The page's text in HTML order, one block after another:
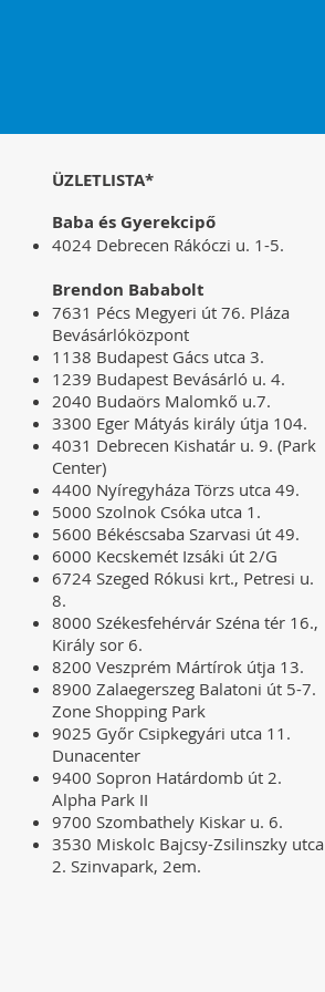
ÜZLETLISTA*
Baba és Gyerekcipő
4024 Debrecen Rákóczi u. 1-5.
Brendon Bababolt
7631 Pécs Megyeri út 76. Pláza
Bevásárlóközpont
1138 Budapest Gács utca 3.
1239 Budapest Bevásárló u. 4.
2040 Budaörs Malomkő u.7.
3300 Eger Mátyás király útja 104.
4031 Debrecen Kishatár u. 9. (Park
Center)
4400 Nyíregyháza Törzs utca 49.
5000 Szolnok Csóka utca 1.
5600 Békéscsaba Szarvasi út 49.
6000 Kecskemét Izsáki út 2/G
6724 Szeged Rókusi krt., Petresi u.
8.
8000 Székesfehérvár Széna tér 16.,
Király sor 6.
8200 Veszprém Mártírok útja 13.
8900 Zalaegerszeg Balatoni út 5-7.
Zone Shopping Park
9025 Győr Csipkegyári utca 11.
Dunacenter
9400 Sopron Határdomb út 2.
Alpha Park II
9700 Szombathely Kiskar u. 6.
3530 Miskolc Bajcsy-Zsilinszky utca
2. Szinvapark, 2em.